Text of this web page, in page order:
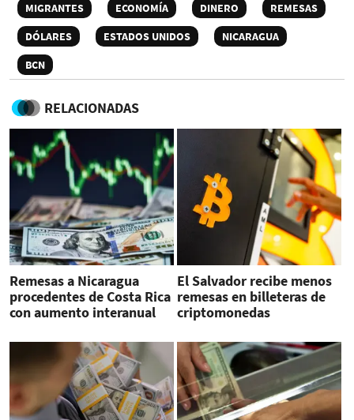
MIGRANTES ECONOMÍA DINERO
REMESAS
DÓLARES
ESTADOS UNIDOS
NICARAGUA
BCN
RELACIONADAS
Remesas a Nicaragua
procedentes de Costa Rica
con aumento interanual
El Salvador recibe menos
remesas en billeteras de
criptomonedas